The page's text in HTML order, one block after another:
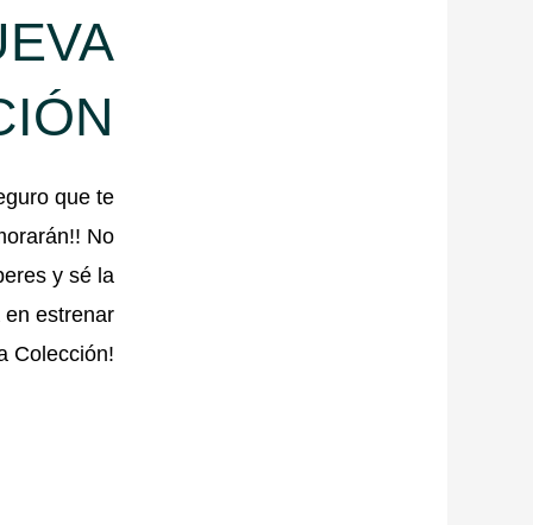
que te
No
y sé la
en estrenar
Colección!